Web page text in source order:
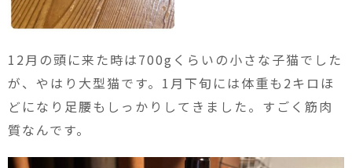
12月の頭に来た時は700gくらいの小さな子猫でした
が、やはり大型猫です。1月下旬には体重も2キロほ
どになり足腰もしっかりしてきました。すごく筋肉
質なんです。